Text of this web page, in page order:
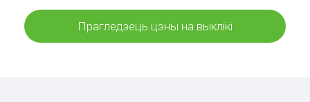
Прагледзець цэны на выклікі